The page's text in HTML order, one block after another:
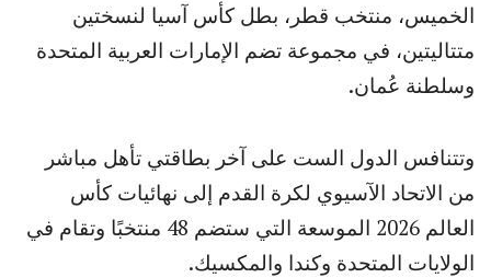
الخميس، منتخب قطر، بطل كأس آسيا لنسختين
متتاليتين، في مجموعة تضم الإمارات العربية المتحدة
وسلطنة عُمان.
وتتنافس الدول الست على آخر بطاقتي تأهل مباشر
من الاتحاد الآسيوي لكرة القدم إلى نهائيات كأس
العالم 2026 الموسعة التي ستضم 48 منتخبًا وتقام في
الولايات المتحدة وكندا والمكسيك.